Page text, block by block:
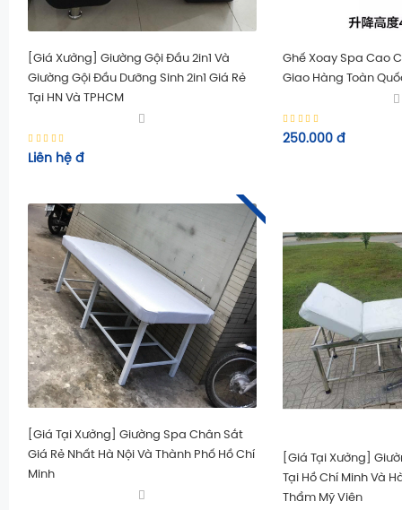
[Giá Xưởng] Giường Gội Đầu 2in1 Và
Giường Gội Đầu Dưỡng Sinh 2in1 Giá Rẻ
Tại HN Và TPHCM
Liên hệ đ
Ghế Xoay Spa Cao
Giao Hàng Toàn
250.000 đ
[Giá Tại Xưởng] Giường Spa Chân Sắt
Giá Rẻ Nhất Hà Nội Và Thành Phố Hồ Chí
Minh
[Giá Tại Xưởng]
Tại Hồ Chí Minh Và
Thẩm Mỹ Viên